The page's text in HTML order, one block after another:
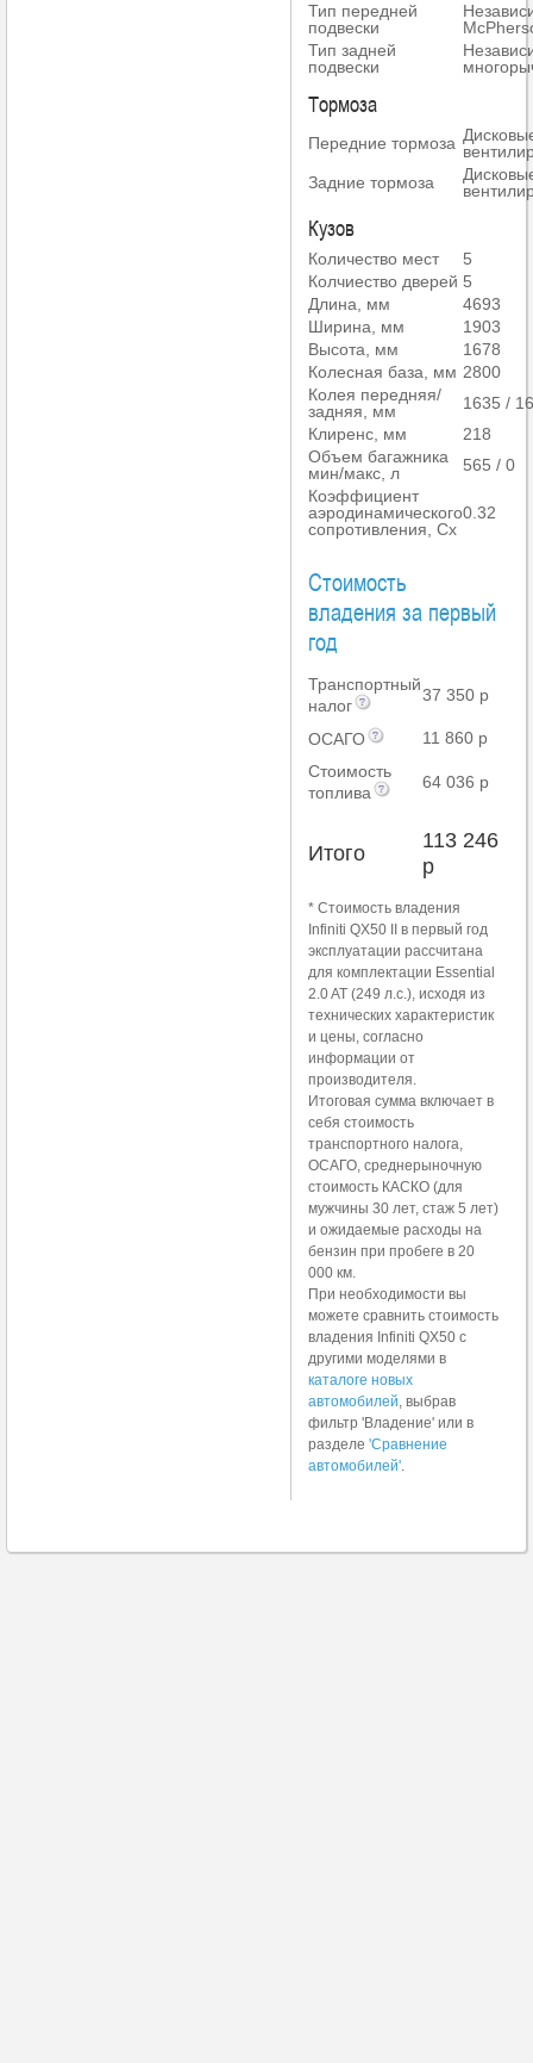
Тип передней
подвески
Тип задней
подвески
Тормоза
Передние тормоза
Задние тормоза
Кузов
Количество мест
5
Колчиество дверей 5
Длина, мм
4693
Ширина, мм
1903
Высота, мм
1678
Колесная база, мм 2800
Колея передняя/
задняя, мм
1635 /
Клиренс, мм
218
Объем багажника
мин/макс, л
565 / 0
Коэффициент
аэродинамического
сопротивления, Cx
0.32
Стоимость
владения за первый
год
Транспортный
налог
37 350 р
ОСАГО
11 860 р
Стоимость
топлива
64 036 р
Итого
113 246
р
* Стоимость владения
Infiniti QX50 II в первый год
эксплуатации рассчитана
для комплектации Essential
2.0 AT (249 л.с.), исходя из
технических характеристик
и цены, согласно
информации от
производителя.
Итоговая сумма включает в
себя стоимость
транспортного налога,
ОСАГО, среднерыночную
стоимость КАСКО (для
мужчины 30 лет, стаж 5 лет)
и ожидаемые расходы на
бензин при пробеге в 20
000 км.
При необходимости вы
можете сравнить стоимость
владения Infiniti QX50 с
другими моделями в
каталоге новых
автомобилей, выбрав
фильтр 'Владение' или в
разделе 'Сравнение
автомобилей'.